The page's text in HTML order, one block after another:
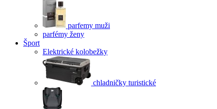
parfemy muži
parfémy ženy
Šport
Elektrické kolobežky
chladničky turistické